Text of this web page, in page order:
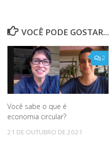
VOCÊ PODE GOSTAR...
2
Você sabe o que é
economia circular?
21 DE OUTUBRO DE 2021